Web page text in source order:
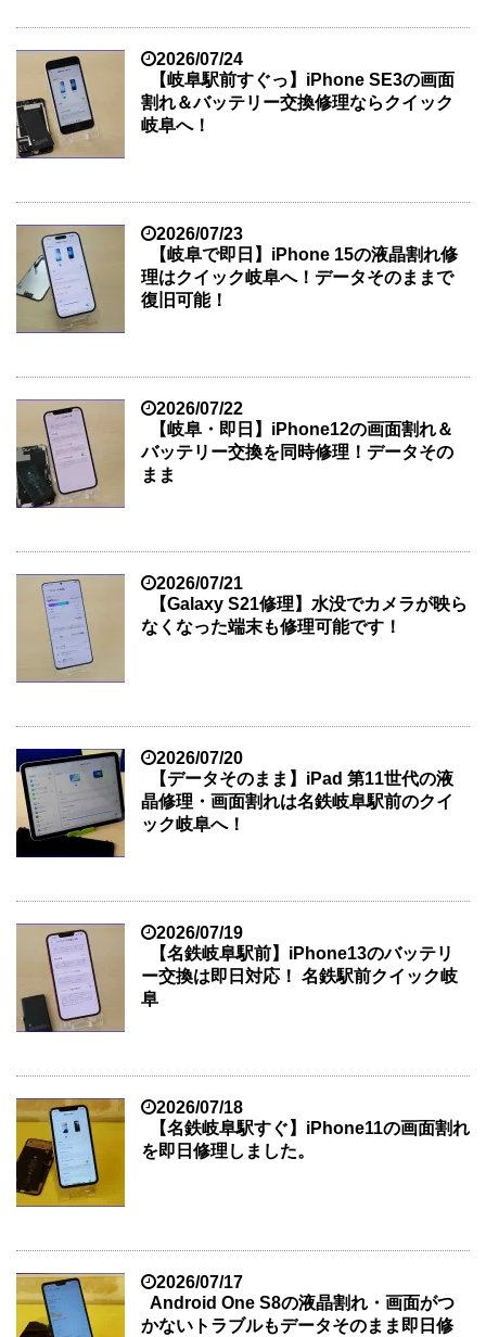
2026/07/24
【岐阜駅前すぐっ】iPhone SE3の画面
割れ＆バッテリー交換修理ならクイック
岐阜へ！
2026/07/23
【岐阜で即日】iPhone 15の液晶割れ修
理はクイック岐阜へ！データそのままで
復旧可能！
2026/07/22
【岐阜・即日】iPhone12の画面割れ＆
バッテリー交換を同時修理！データその
まま
2026/07/21
【Galaxy S21修理】水没でカメラが映ら
なくなった端末も修理可能です！
2026/07/20
【データそのまま】iPad 第11世代の液
晶修理・画面割れは名鉄岐阜駅前のクイ
ック岐阜へ！
2026/07/19
【名鉄岐阜駅前】iPhone13のバッテリ
ー交換は即日対応！ 名鉄駅前クイック岐
阜
2026/07/18
【名鉄岐阜駅すぐ】iPhone11の画面割れ
を即日修理しました。
2026/07/17
Android One S8の液晶割れ・画面がつ
かないトラブルもデータそのまま即日修